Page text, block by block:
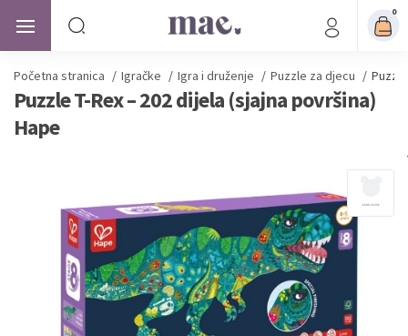
0
Početna stranica / Igračke / Igra i druženje / Puzzle za djecu /
Puzzle T-Rex – 202 dijela (sjajna površina)
Hape